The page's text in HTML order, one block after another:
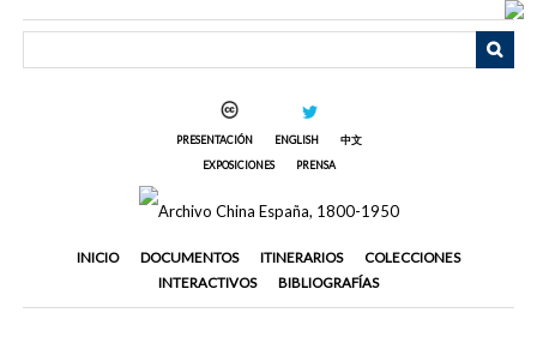
PRESENTACIÓN ENGLISH
中文
EXPOSICIONES
PRENSA
INICIO DOCUMENTOS ITINERARIOS
COLECCIONES
INTERACTIVOS
BIBLIOGRAFÍAS